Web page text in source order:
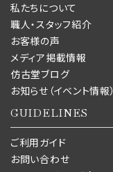
私たちについて
職人・スタッフ紹介
お客様の声
メディア掲載情報
仿古堂ブログ
お知らせ（イベント情報）
GUIDELINES
ご利用ガイド
お問い合わせ